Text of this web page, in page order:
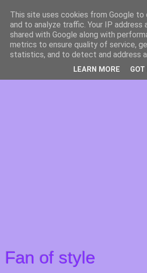
Fan of style
This site uses cookies from Google to
and to analyze traffic. Your IP address
shared with Google along with
metrics to ensure quality of service,
statistics, and to detect and address
LEARN MORE GOT